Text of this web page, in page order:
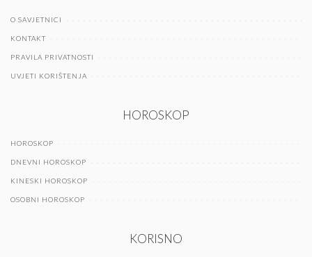
O SAVJETNICI
KONTAKT
PRAVILA PRIVATNOSTI
UVJETI KORIŠTENJA
HOROSKOP
HOROSKOP
DNEVNI HOROSKOP
KINESKI HOROSKOP
OSOBNI HOROSKOP
KORISNO